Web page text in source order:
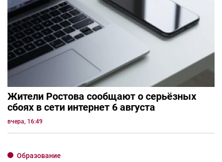
Жители Ростова сообщают о серьёзных
сбоях в сети интернет 6 августа
вчера, 16:49
Образование